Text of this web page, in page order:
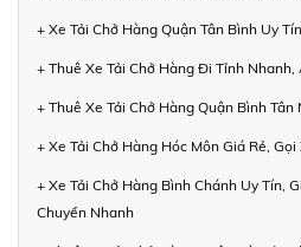
+ Xe Tải Chở Hàng Quận Tân Bình Uy
+ Thuê Xe Tải Chở Hàng Đi Tỉnh Nhanh,
+ Thuê Xe Tải Chở Hàng Quận Bình
+ Xe Tải Chở Hàng Hóc Môn Giá Rẻ,
+ Xe Tải Chở Hàng Bình Chánh Uy Tín,
Chuyển Nhanh